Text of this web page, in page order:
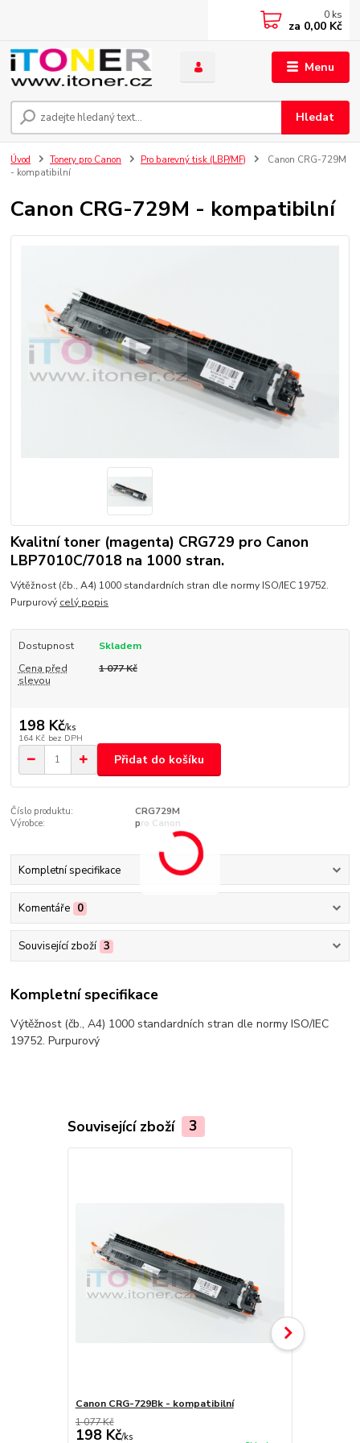
Menu
Hledat
0 ks
za 0,00 Kč
Úvod Tonery pro Canon Pro barevný tisk (LBP/MF)
Canon CRG-729M
- kompatibilní
Canon CRG-729M - kompatibilní
Kvalitní toner (magenta) CRG729 pro Canon
LBP7010C/7018 na 1000 stran.
Výtěžnost (čb., A4) 1000 standardních stran dle normy ISO/IEC 19752.
Purpurový celý popis
Dostupnost
Skladem
Cena před
slevou
1 077 Kč
198 Kč/ks
164 Kč bez DPH
Přidat do košíku
Číslo produktu:
CRG729M
Výrobce:
pro Canon
Kompletní specifikace
Komentáře 0
Související zboží 3
Kompletní specifikace
Výtěžnost (čb., A4) 1000 standardních stran dle normy ISO/IEC
19752. Purpurový
Související zboží 3
Canon CRG-729Bk - kompatibilní
1 077 Kč
198 Kč/ks